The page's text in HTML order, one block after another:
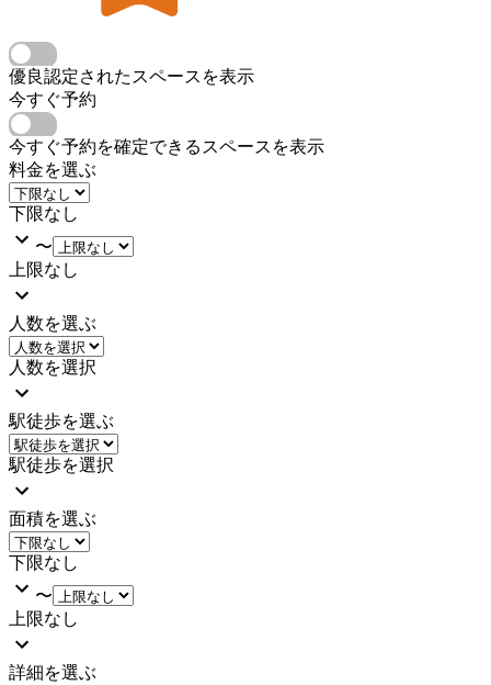
優良認定されたスペースを表示
今すぐ予約
今すぐ予約を確定できるスペースを表示
料金を選ぶ
下限なし
〜
上限なし
人数を選ぶ
人数を選択
駅徒歩を選ぶ
駅徒歩を選択
面積を選ぶ
下限なし
〜
上限なし
詳細を選ぶ